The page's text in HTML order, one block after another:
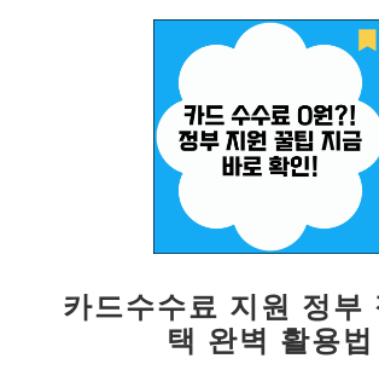
카드수수료 지원 정부
택 완벽 활용법